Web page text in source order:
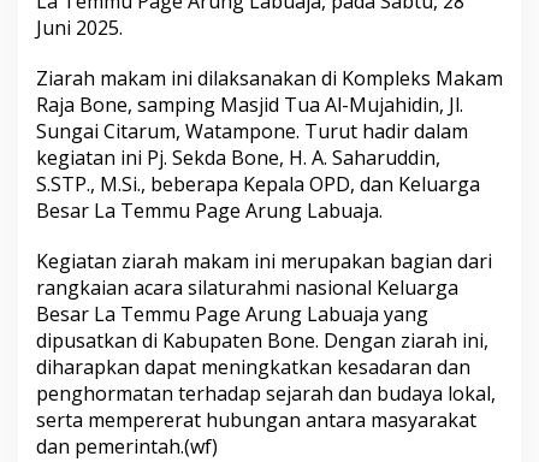
M
a
m
L
a
T
e
m
u
a
g
e
A
r
u
n
g
Juni 2025.
Ziarah makam ini dilaksanakan di Kompleks Makam
Raja Bone, samping Masjid Tua Al-Mujahidin, Jl.
Sungai Citarum, Watampone. Turut hadir dalam
kegiatan ini Pj. Sekda Bone, H. A. Saharuddin,
S.STP., M.Si., beberapa Kepala OPD, dan Keluarga
Besar La Temmu Page Arung Labuaja.
Kegiatan ziarah makam ini merupakan bagian dari
rangkaian acara silaturahmi nasional Keluarga
Besar La Temmu Page Arung Labuaja yang
dipusatkan di Kabupaten Bone. Dengan ziarah ini,
diharapkan dapat meningkatkan kesadaran dan
penghormatan terhadap sejarah dan budaya lokal,
serta mempererat hubungan antara masyarakat
dan pemerintah.(wf)